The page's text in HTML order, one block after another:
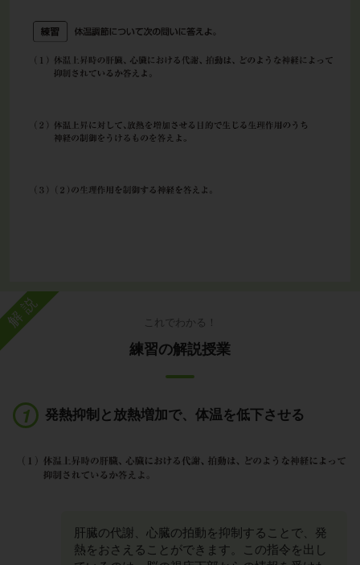
解説 これでわかる！
練習の解説授業
発熱抑制と放熱増加で、体温を低下させる
肝臓の代謝、心臓の拍動を抑制することで、発
熱をおさえることができます。この指令を出し